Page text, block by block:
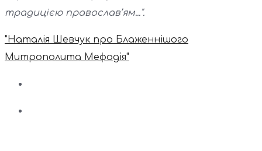
традицією православ’ям...".
"Наталія Шевчук про Блаженнішого
Митрополита Мефодія"